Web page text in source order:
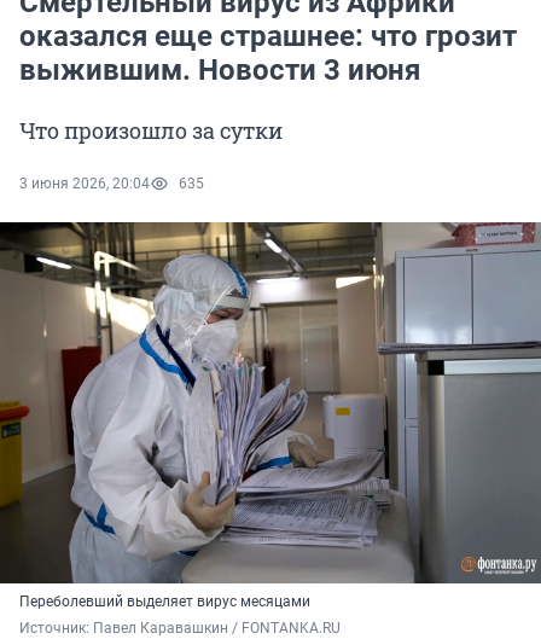
оказался еще страшнее: что грозит
выжившим. Новости 3 июня
Что произошло за сутки
3 июня 2026, 20:04 635
Переболевший выделяет вирус месяцами
Источник: Павел Каравашкин / FONTANKA.RU